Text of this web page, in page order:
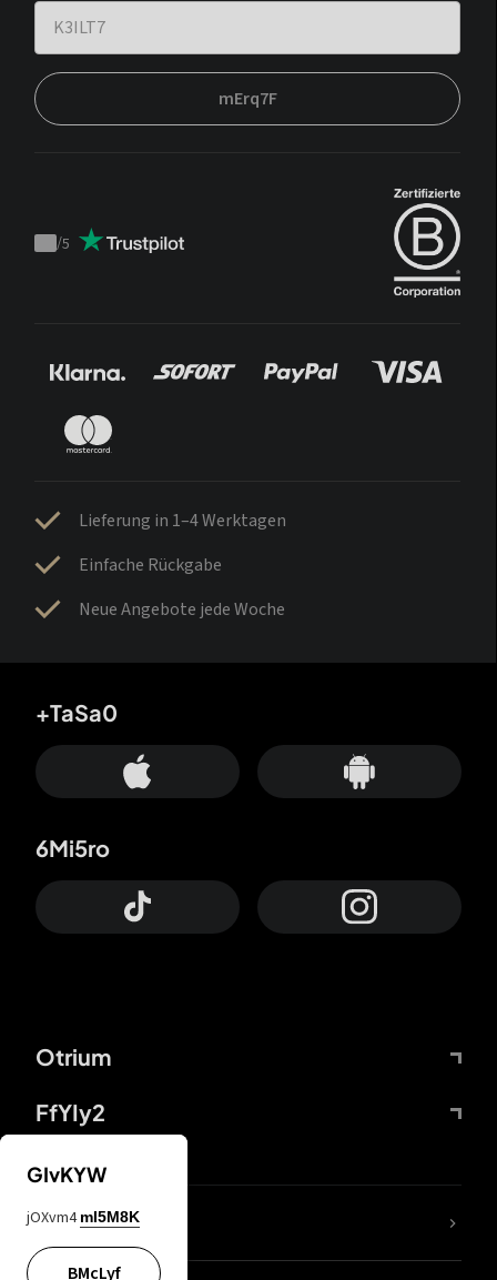
mErq7F
Trustpilot
/5
Lieferung in 1–4 Werktagen
Einfache Rückgabe
Neue Angebote jede Woche
Otrium
FfYIy2
+TaSa0
6Mi5ro
DDcvSo
GIvKYW
jOXvm4 mI5M8K
BMcLyf